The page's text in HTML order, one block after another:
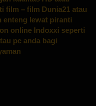
film – film Dunia21 atau
enteng lewat piranti
online Indoxxi seperti
pc anda bagi